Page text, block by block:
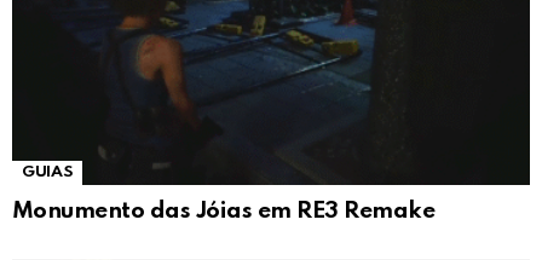
GUIAS
Monumento das Jóias em RE3 Remake